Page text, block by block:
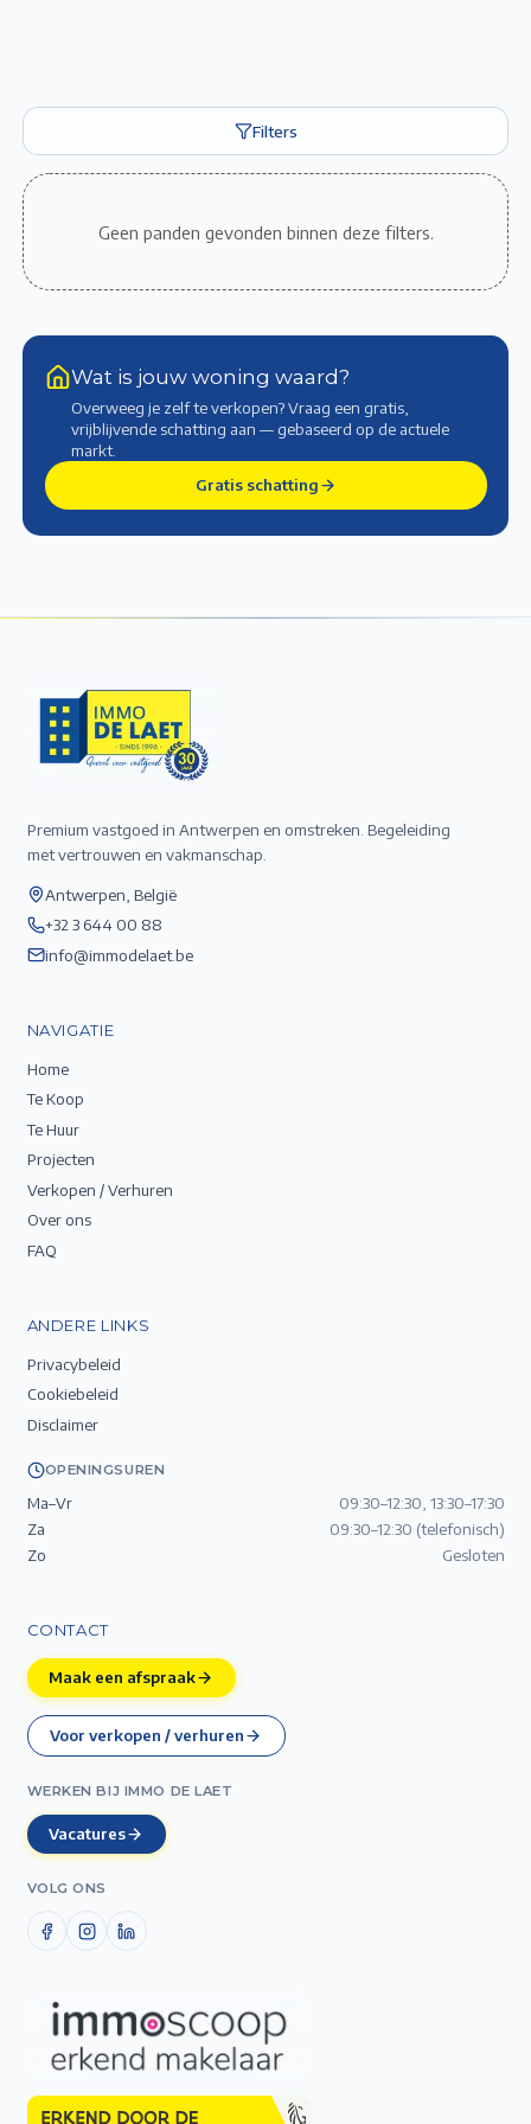
Filters
Geen panden gevonden binnen deze filters.
Wat is jouw woning waard?
Overweeg je zelf te verkopen? Vraag een gratis,
vrijblijvende schatting aan — gebaseerd op de actuele
markt.
Gratis schatting
Premium vastgoed in Antwerpen en omstreken. Begeleiding
met vertrouwen en vakmanschap.
Antwerpen, België
+32 3 644 00 88
info@immodelaet.be
NAVIGATIE
Home
Te Koop
Te Huur
Projecten
Verkopen / Verhuren
Over ons
FAQ
ANDERE LINKS
Privacybeleid
Cookiebeleid
Disclaimer
OPENINGSUREN
Ma–Vr
09:30–12:30, 13:30–17:30
Za
09:30–12:30 (telefonisch)
Zo
Gesloten
CONTACT
Maak een afspraak
Voor verkopen / verhuren
WERKEN BIJ IMMO DE LAET
Vacatures
VOLG ONS